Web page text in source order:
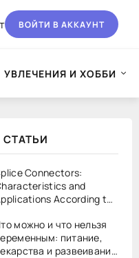
ВОЙТИ В АККАУНТ
УВЛЕЧЕНИЯ И ХОББИ
Connectors:
and
According to
можно и что нельзя
питание,
и развеивание